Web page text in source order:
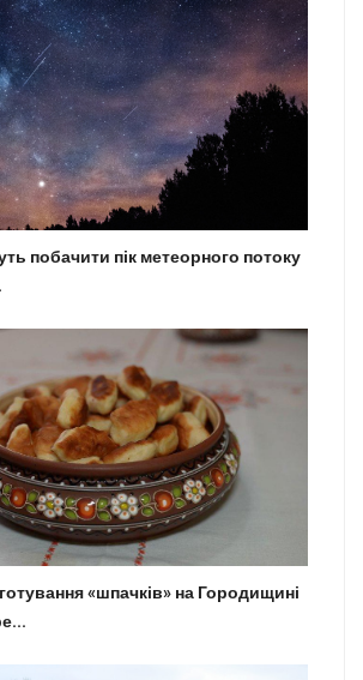
побачити пік метеорного потоку
«шпачків» на Городищині